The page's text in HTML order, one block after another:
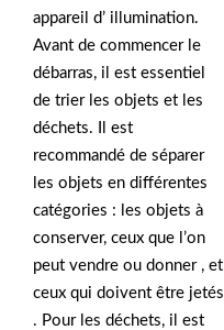
appareil d’ illumination.
Avant de commencer le
débarras, il est essentiel
de trier les objets et les
déchets. Il est
recommandé de séparer
les objets en différentes
catégories : les objets à
conserver, ceux que l’on
peut vendre ou donner , et
ceux qui doivent être jetés
. Pour les déchets, il est